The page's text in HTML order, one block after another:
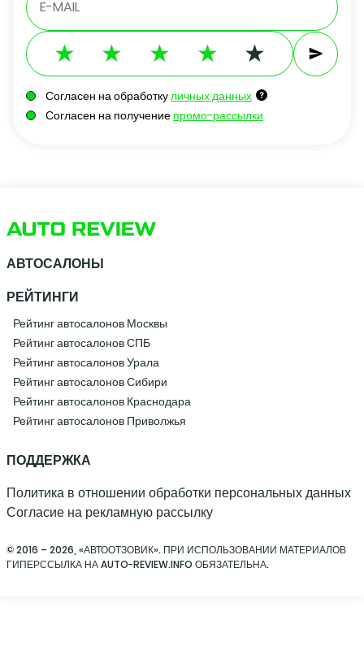
Согласен на обработкуличных данных
Согласен на получение промо-рассылки
АВТОСАЛОНЫ
РЕЙТИНГИ
Рейтинг автосалонов Москвы
Рейтинг автосалонов СПБ
Рейтинг автосалонов Урала
Рейтинг автосалонов Сибири
Рейтинг автосалонов Краснодара
Рейтинг автосалонов Приволжья
ПОДДЕРЖКА
Политика в отношении обработки персональных данных
Согласие на рекламную рассылку
© 2016 – 2026, «АВТООТЗОВИК». ПРИ ИСПОЛЬЗОВАНИИ МАТЕРИАЛОВ
ГИПЕРССЫЛКА НА AUTO-REVIEW.INFO ОБЯЗАТЕЛЬНА.